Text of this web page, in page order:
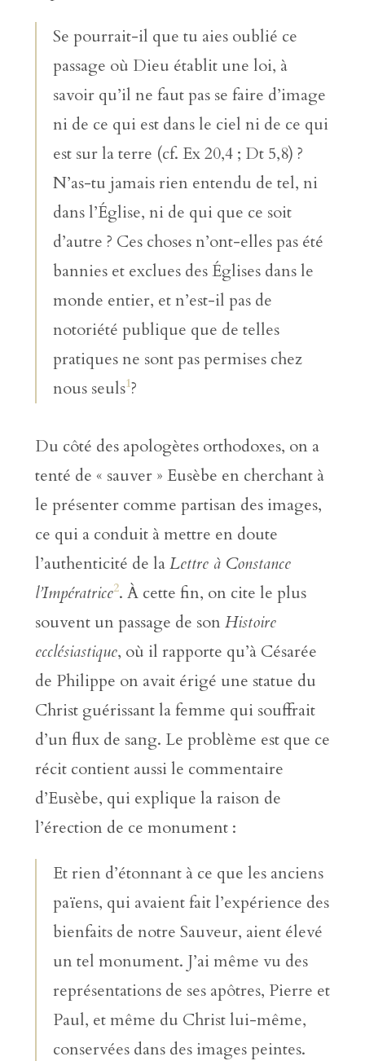
Se pourrait-il que tu aies oublié ce
passage où Dieu établit une loi, à
savoir qu’il ne faut pas se faire d’image
ni de ce qui est dans le ciel ni de ce qui
est sur la terre (cf. Ex 20,4 ; Dt 5,8) ?
N’as-tu jamais rien entendu de tel, ni
dans l’Église, ni de qui que ce soit
d’autre ? Ces choses n’ont-elles pas été
bannies et exclues des Églises dans le
monde entier, et n’est-il pas de
notoriété publique que de telles
pratiques ne sont pas permises chez
nous seuls1?
Du côté des apologètes orthodoxes, on a
tenté de « sauver » Eusèbe en cherchant à
le présenter comme partisan des images,
ce qui a conduit à mettre en doute
l’authenticité de laLettre à Constance
l’Impératrice2. À cette fin, on cite le plus
souvent un passage de sonHistoire
ecclésiastique, où il rapporte qu’à Césarée
de Philippe on avait érigé une statue du
Christ guérissant la femme qui souffrait
d’un flux de sang. Le problème est que ce
récit contient aussi le commentaire
d’Eusèbe, qui explique la raison de
l’érection de ce monument :
Et rien d’étonnant à ce que les anciens
païens, qui avaient fait l’expérience des
bienfaits de notre Sauveur, aient élevé
un tel monument. J’ai même vu des
représentations de ses apôtres, Pierre et
Paul, et même du Christ lui-même,
conservées dans des images peintes.